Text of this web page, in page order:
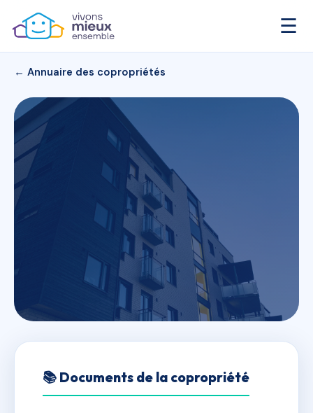
☰
← Annuaire des copropriétés
4 RUE MEDITERRANEE
📚 Documents de la copropriété